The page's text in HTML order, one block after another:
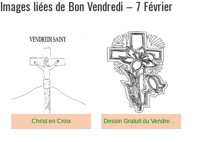
Images liées de Bon Vendredi – 7 Février
Christ en Croix Dessin Gratuit du Vendredi Saint